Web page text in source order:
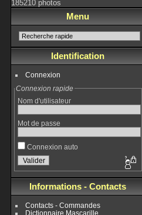
185210 photos
Menu
Identification
Connexion
Connexion rapide
Nom d'utilisateur
Mot de passe
Connexion auto
Informations - Contacts
Contacts - Commandes
Dictionnaire Mascarille